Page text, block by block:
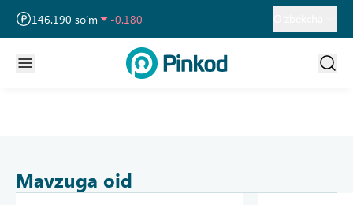
146.190 so‘m
-0.180
11 915.640 so‘m
28.920
Mavzuga oid